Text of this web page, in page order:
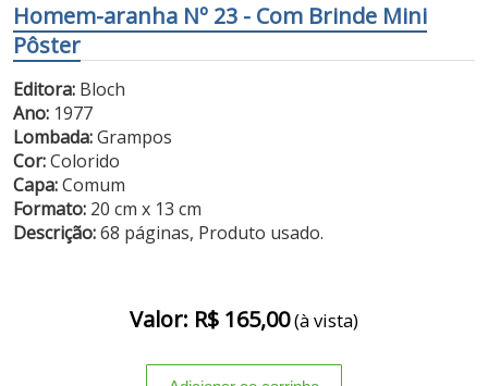
Homem-aranha Nº 23 - Com Brinde Mini
Pôster
Editora: Bloch
Ano: 1977
Lombada:Grampos
Cor:Colorido
Capa:Comum
Formato: 20 cm x 13 cm
Descrição:68 páginas, Produto usado.
Valor: R$ 165,00(à vista)